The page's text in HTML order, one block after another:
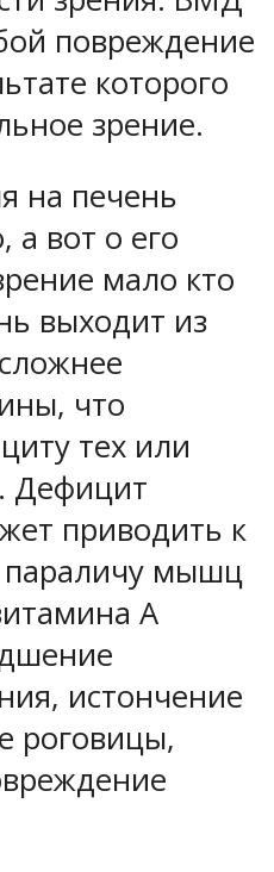
повреждение
которого
зрение.
на печень
а вот о его
мало кто
выходит из
что
тех или
Дефицит
приводить к
мышц
А
истончение
роговицы,